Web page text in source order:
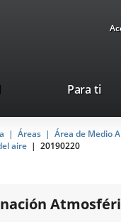
Para ti
Áreas Área de Medio
aire 20190220